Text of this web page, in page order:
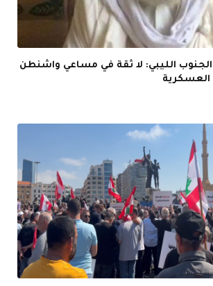
الليبي: لا ثقة في مساعي واشنطن
العسكرية